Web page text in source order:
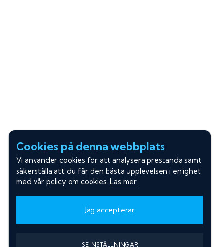
Cookies på denna webbplats
Vi använder cookies för att analysera prestanda samt
säkerställa att du får den bästa upplevelsen i enlighet
med vår policy om cookies. Läs mer
Jag accepterar
SE INSTÄLLNINGAR